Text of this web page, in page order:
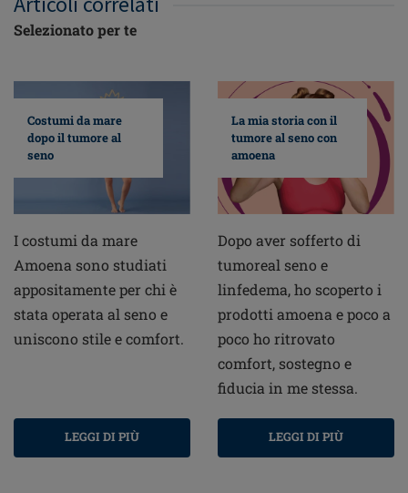
Selezionato per te
Costumi da mare
dopo il tumore al
seno
I costumi da mare
Amoena sono studiati
appositamente per chi è
stata operata al seno e
uniscono stile e comfort.
LEGGI DI PIÙ
La mia storia con il
tumore al seno con
amoena
Dopo aver sofferto di
tumoreal seno e
linfedema, ho scoperto i
prodotti amoena e poco a
poco ho ritrovato
comfort, sostegno e
fiducia in me stessa.
LEGGI DI PIÙ